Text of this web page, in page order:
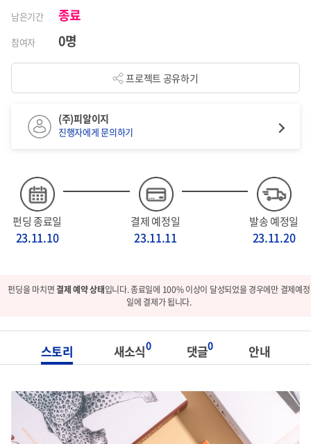
남은기간
종료
참여자 0명
프로젝트 공유하기
펀딩 종료일
23.11.10
결제 예정일
23.11.11
발송 예정일
23.11.20
(주)피알이지
진행자에게 문의하기
펀딩을 마치면결제 예약 상태입니다. 종료일에 100% 이상이 달성되었을 경우에만 결제예정
일에 결제가 됩니다.
스토리 새소식0 댓글0 안내